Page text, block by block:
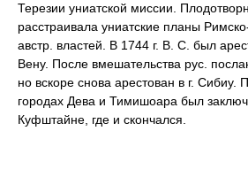
Терезии униатской миссии.
расстраивала униатские планы
австр. властей. В 1744 г. В. С. был
Вену. После вмешательства рус.
но вскоре снова арестован в г.
городах Дева и Тимишоара был
Куфштайне, где и скончался.